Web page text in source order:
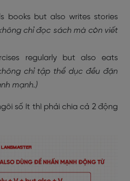
books but also writes stories
chỉ đọc sách mà còn viết
regularly but also eats
chỉ tập thể dục đều đặn
mạnh.)
số ít thì phải chia cả 2 động